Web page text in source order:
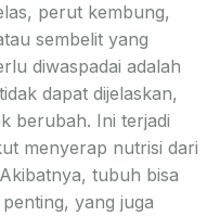
perut kembung,
sembelit yang
diwaspadai adalah
dapat dijelaskan,
berubah. Ini terjadi
menyerap nutrisi dari
tubuh bisa
yang juga